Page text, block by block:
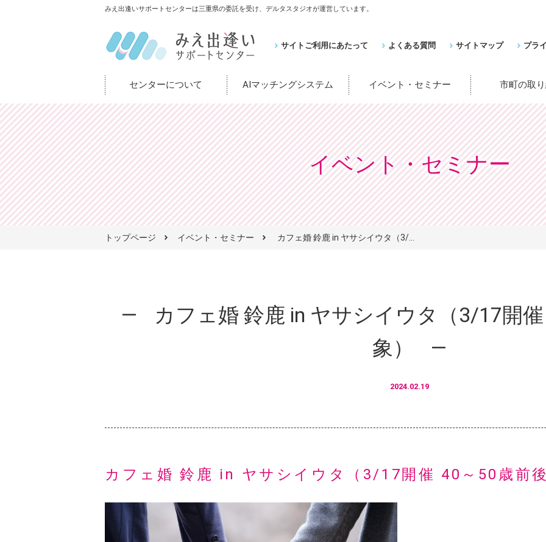
みえ出逢いサポートセンターは三重県の委託を受け、デルタスタジオが運営しています。
サイトご利用にあたって よくある質問 サイトマップ プラ
センターについて AIマッチングシステム イベント・セミナー 市町の取
イベント・セミナー
トップページ イベント・セミナー カフェ婚 鈴鹿 in ヤサシイウタ（3/...
カフェ婚 鈴鹿 in ヤサシイウタ（3/17開
象）
2024.02.19
カフェ婚 鈴鹿 in ヤサシイウタ（3/17開催 40～50歳前後